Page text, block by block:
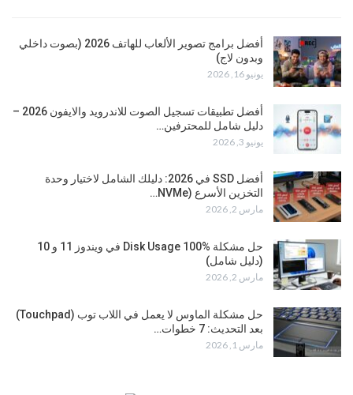
أفضل برامج تصوير الألعاب للهاتف 2026 (بصوت داخلي
وبدون لاج)
يونيو 16, 2026
أفضل تطبيقات تسجيل الصوت للاندرويد والايفون 2026 –
دليل شامل للمحترفين…
يونيو 3, 2026
أفضل SSD في 2026: دليلك الشامل لاختيار وحدة
التخزين الأسرع (NVMe…
مارس 2, 2026
حل مشكلة Disk Usage 100% في ويندوز 11 و 10
(دليل شامل)
مارس 2, 2026
حل مشكلة الماوس لا يعمل في اللاب توب (Touchpad)
بعد التحديث: 7 خطوات…
مارس 1, 2026